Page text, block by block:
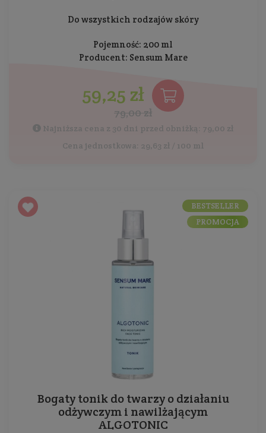
Do wszystkich rodzajów skóry
Pojemność: 200 ml
Producent: Sensum Mare
59,25 zł
79,00 zł
Najniższa cena z 30 dni przed obniżką: 79,00 zł
Cena jednostkowa: 29,63 zł / 100 ml
Bogaty tonik do twarzy o działaniu
odżywczym i nawilżającym
ALGOTONIC
BESTSELLER
PROMOCJA